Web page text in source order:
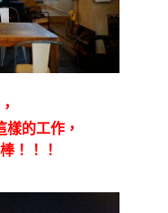
的工作，
！！！